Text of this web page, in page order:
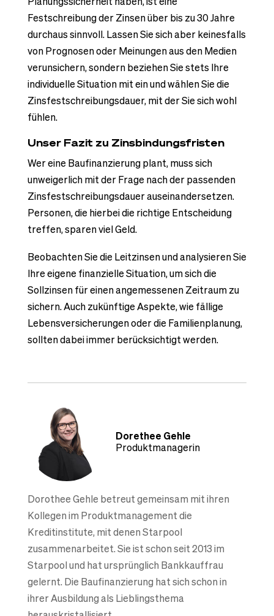
Festschreibung der Zinsen über bis zu 30 Jahre
durchaus sinnvoll. Lassen Sie sich aber keinesfalls
von Prognosen oder Meinungen aus den Medien
verunsichern, sondern beziehen Sie stets Ihre
individuelle Situation mit ein und wählen Sie die
Zinsfestschreibungsdauer, mit der Sie sich wohl
fühlen.
Unser Fazit zu Zinsbindungsfristen
Wer eine Baufinanzierung plant, muss sich
unweigerlich mit der Frage nach der passenden
Zinsfestschreibungsdauer auseinandersetzen.
Personen, die hierbei die richtige Entscheidung
treffen, sparen viel Geld.
Beobachten Sie die Leitzinsen und analysieren Sie
Ihre eigene finanzielle Situation, um sich die
Sollzinsen für einen angemessenen Zeitraum zu
sichern. Auch zukünftige Aspekte, wie fällige
Lebensversicherungen oder die Familienplanung,
sollten dabei immer berücksichtigt werden.
Dorethee Gehle
Produktmanagerin
Dorothee Gehle betreut gemeinsam mit ihren
Kollegen im Produktmanagement die
Kreditinstitute, mit denen Starpool
zusammenarbeitet. Sie ist schon seit 2013 im
Starpool und hat ursprünglich Bankkauffrau
gelernt. Die Baufinanzierung hat sich schon in
ihrer Ausbildung als Lieblingsthema